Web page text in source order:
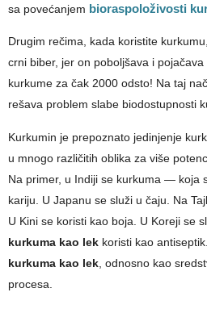
sa povećanjem bioraspoloživosti
Drugim rečima, kada koristite
crni biber, jer on poboljšava i
kurkume za čak 2000 odsto! Na taj
rešava problem slabe biodostupnosti
Kurkumin je prepoznato jedinjenje
u mnogo različitih oblika za više
Na primer, u Indiji se kurkuma — koja
kariju. U Japanu se služi u čaju. Na
U Kini se koristi kao boja. U Koreji se
kurkuma kao lek koristi kao
kurkuma kao lek , odnosno kao
procesa.